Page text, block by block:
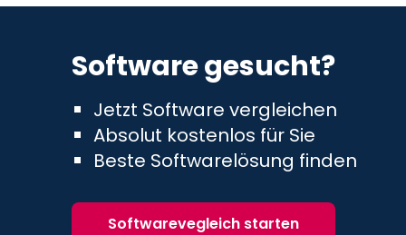
Software gesucht?
Jetzt Software vergleichen
Absolut kostenlos für Sie
Beste Softwarelösung finden
Softwarevegleich starten